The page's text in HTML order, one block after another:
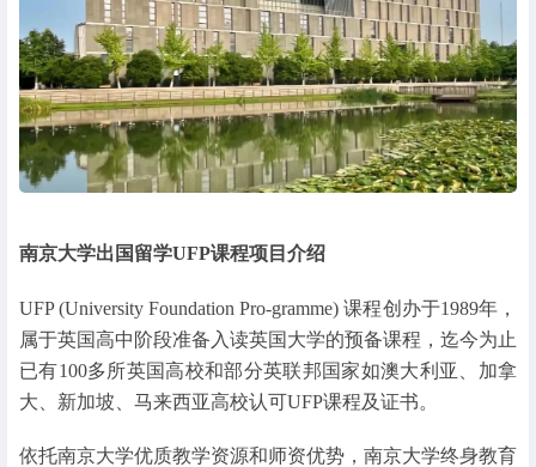
南京大学出国留学UFP课程项目介绍
UFP (University Foundation Pro-gramme) 课程创办于1989年，
属于英国高中阶段准备入读英国大学的预备课程，迄今为止
已有100多所英国高校和部分英联邦国家如澳大利亚、加拿
大、新加坡、马来西亚高校认可UFP课程及证书。
依托南京大学优质教学资源和师资优势，南京大学终身教育